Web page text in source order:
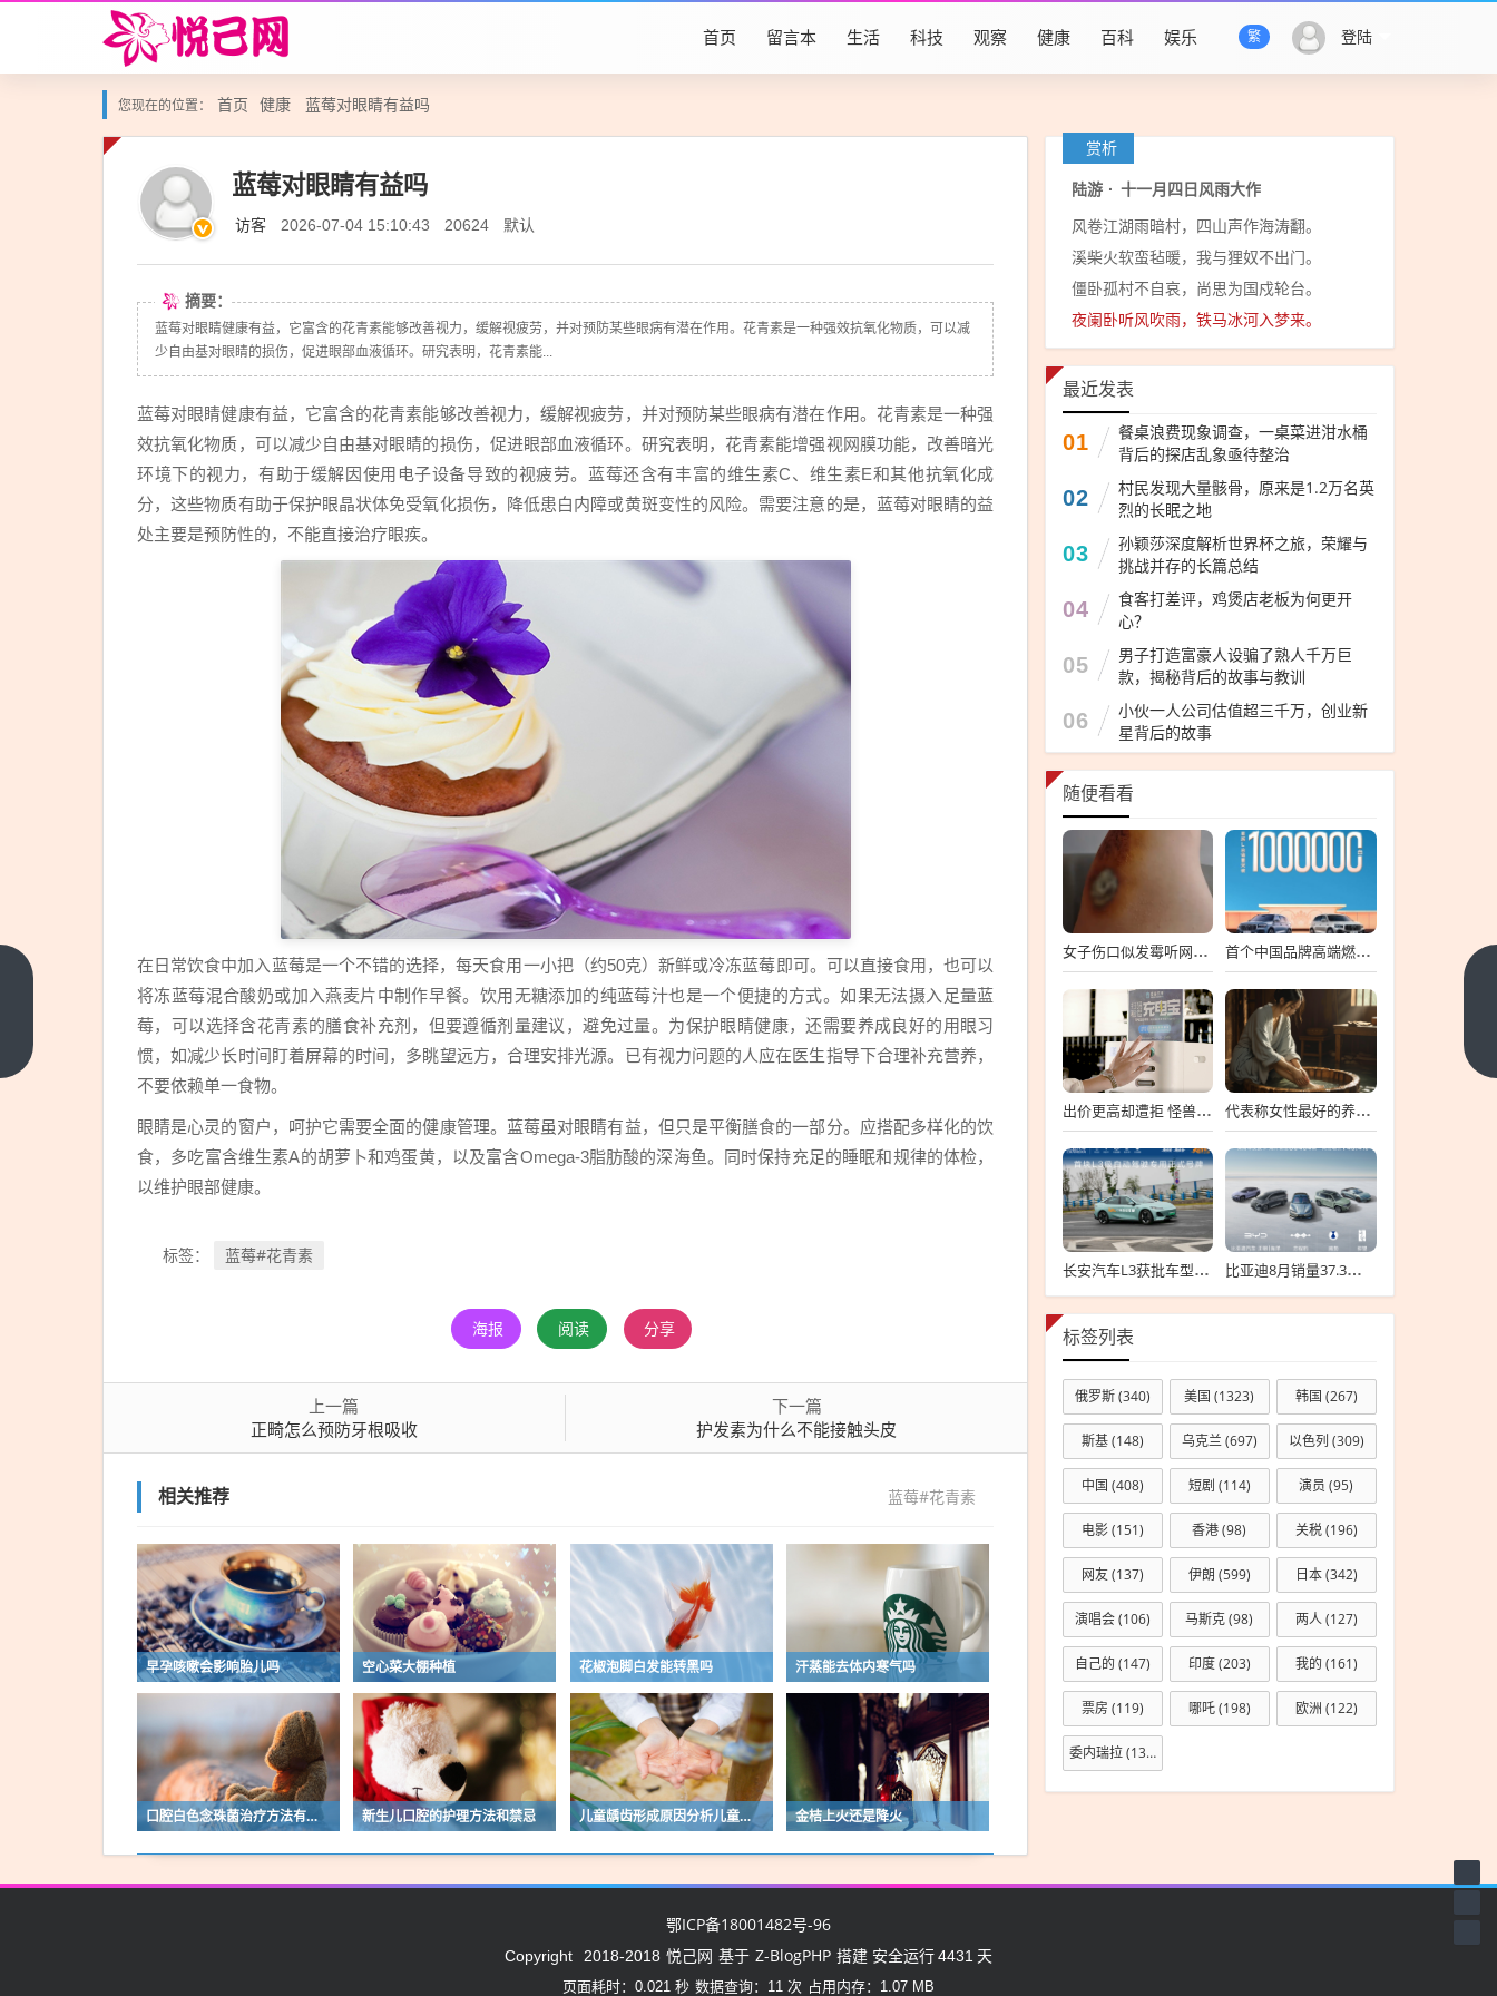
登陆
繁
首页 留言本 生活 科技 观察 健康 百科 娱乐
您现在的位置： 首页 健康 蓝莓对眼睛有益吗
蓝莓对眼睛有益吗
访客 2026-07-04 15:10:43 20624 默认
摘要：
蓝莓对眼睛健康有益，它富含的花青素能够改善视力，缓解视疲劳，并对预防某些眼病有潜在作用。花青素是一种强效抗氧化物质，可以减
少自由基对眼睛的损伤，促进眼部血液循环。研究表明，花青素能...
蓝莓对眼睛健康有益，它富含的花青素能够改善视力，缓解视疲劳，并对预防某些眼病有潜在作用。花青素是一种强
效抗氧化物质，可以减少自由基对眼睛的损伤，促进眼部血液循环。研究表明，花青素能增强视网膜功能，改善暗光
环境下的视力，有助于缓解因使用电子设备导致的视疲劳。蓝莓还含有丰富的维生素C、维生素E和其他抗氧化成
分，这些物质有助于保护眼晶状体免受氧化损伤，降低患白内障或黄斑变性的风险。需要注意的是，蓝莓对眼睛的益
处主要是预防性的，不能直接治疗眼疾。
在日常饮食中加入蓝莓是一个不错的选择，每天食用一小把（约50克）新鲜或冷冻蓝莓即可。可以直接食用，也可以
将冻蓝莓混合酸奶或加入燕麦片中制作早餐。饮用无糖添加的纯蓝莓汁也是一个便捷的方式。如果无法摄入足量蓝
莓，可以选择含花青素的膳食补充剂，但要遵循剂量建议，避免过量。为保护眼睛健康，还需要养成良好的用眼习
惯，如减少长时间盯着屏幕的时间，多眺望远方，合理安排光源。已有视力问题的人应在医生指导下合理补充营养，
不要依赖单一食物。
眼睛是心灵的窗户，呵护它需要全面的健康管理。蓝莓虽对眼睛有益，但只是平衡膳食的一部分。应搭配多样化的饮
食，多吃富含维生素A的胡萝卜和鸡蛋黄，以及富含Omega-3脂肪酸的深海鱼。同时保持充足的睡眠和规律的体检，
以维护眼部健康。
标签： 蓝莓#花青素
海报 阅读 分享
上一篇
正畸怎么预防牙根吸收
下一篇
护发素为什么不能接触头皮
相关推荐 蓝莓#花青素
早孕咳嗽会影响胎儿吗 空心菜大棚种植 花椒泡脚白发能转黑吗 汗蒸能去体内寒气吗
口腔白色念珠菌治疗方法有哪些 新生儿口腔的护理方法和禁忌 儿童龋齿形成原因分析儿童龋齿应如何预防 金桔上火还是降火
赏析
陆游 · 十一月四日风雨大作
风卷江湖雨暗村，四山声作海涛翻。
溪柴火软蛮毡暖，我与狸奴不出门。
僵卧孤村不自哀，尚思为国戍轮台。
夜阑卧听风吹雨，铁马冰河入梦来。
最近发表
01
餐桌浪费现象调查，一桌菜进泔水桶
背后的探店乱象亟待整治
02
村民发现大量骸骨，原来是1.2万名英
烈的长眠之地
03
孙颖莎深度解析世界杯之旅，荣耀与
挑战并存的长篇总结
04
食客打差评，鸡煲店老板为何更开
心？
05
男子打造富豪人设骗了熟人千万巨
款，揭秘背后的故事与教训
06
小伙一人公司估值超三千万，创业新
星背后的故事
随便看看
女子伤口似发霉听网友劝连夜就医 属凝血过程中正常现象 首个中国品牌高端燃油SUV销冠！吉利星越L总销量破100万台
出价更高却遭拒 怪兽充电拒绝高瓴私有化要约 代表称女性最好的养生方式是保暖：可用干姜、红花、艾叶泡脚
长安汽车L3获批车型验证超500万公里：无任何违规！ 比亚迪8月销量37.3万辆！海外卖疯了 暴增146%
标签列表
俄罗斯(340) 美国 (1323) 韩国 (267)
斯基(148) 乌克兰(697) 以色列 (309)
中国 (408) 短剧 (114) 演员 (95)
电影(151) 香港(98) 关税(196)
网友(137) 伊朗 (599) 日本(342)
演唱会(106) 马斯克(98) 两人(127)
自己的 (147) 印度(203) 我的 (161)
票房 (119) 哪吒(198) 欧洲 (122)
委内瑞拉(133)
鄂ICP备18001482号-96
Copyright 2018-2018 悦己网 基于 Z-BlogPHP 搭建 安全运行4431 天
页面耗时：0.021 秒 数据查询：11 次 占用内存：1.07 MB